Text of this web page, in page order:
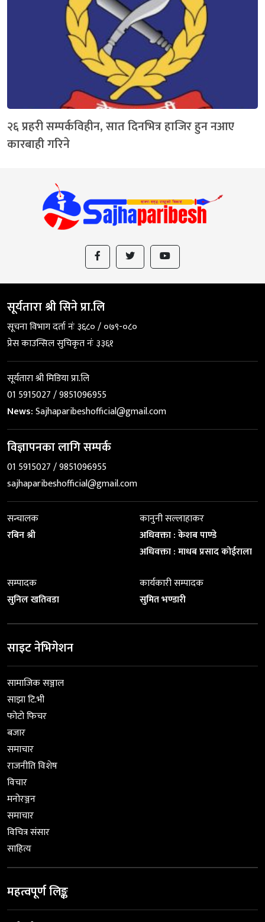
२६ प्रहरी सम्पर्कविहीन, सात दिनभित्र हाजिर हुन नआए
कारबाही गरिने
सूर्यतारा श्री सिने प्रा.लि
सूचना विभाग दर्ता नंः ३६८० / ०७९-०८०
प्रेस काउन्सिल सुचिकृत नंः ३३६१
सूर्यतारा श्री मिडिया प्रा.लि
01 5915027 / 9851096955
News:Sajhaparibeshofficial@gmail.com
विज्ञापनका लागि सम्पर्क
01 5915027 / 9851096955
sajhaparibeshofficial@gmail.com
सन्चालक
रबिन श्री
कानुनी सल्लाहाकर
अधिवक्ता : केशब पाण्डे
अधिवक्ता : माधब प्रसाद कोईराला
सम्पादक
सुनिल खतिवडा
कार्यकारी सम्पादक
सुमित भण्डारी
साइट नेभिगेशन
सामाजिक सञ्जाल
साझा टि.भी
फोटो फिचर
बजार
समाचार
राजनीति विशेष
विचार
मनोरञ्जन
समाचार
विचित्र संसार
साहित्य
महत्वपूर्ण लिङ्क